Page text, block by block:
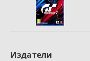
Издатели